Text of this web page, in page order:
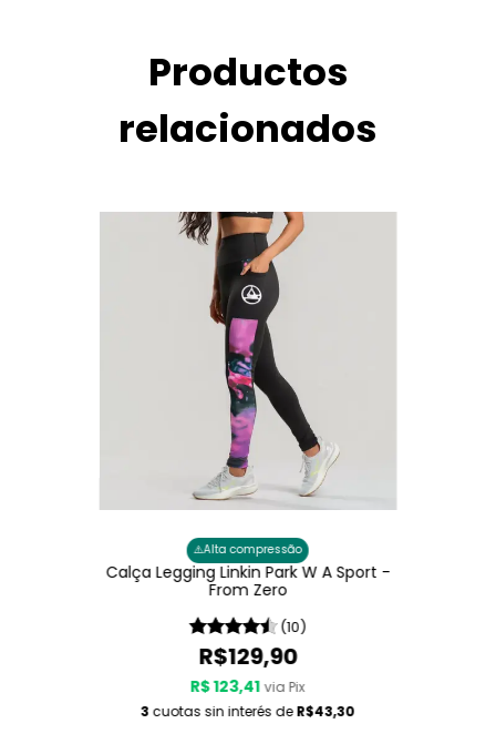
Productos
relacionados
⚠️Alta compressão
Calça Legging Linkin Park W A Sport -
From Zero
(10)
R$129,90
R$ 123,41 via Pix
3 cuotas sin interés deR$43,30